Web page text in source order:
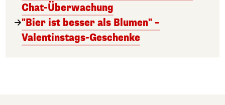
Chat-Überwachung
"Bier ist besser als Blumen" –
Valentinstags-Geschenke